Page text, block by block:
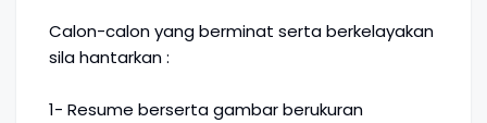
Calon-calon yang berminat serta berkelayakan
sila hantarkan :
1- Resume berserta gambar berukuran